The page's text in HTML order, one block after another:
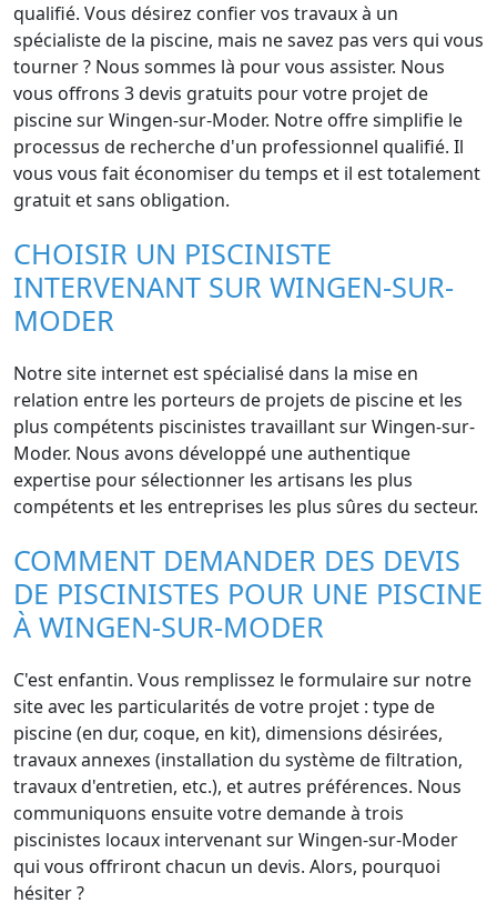
qualifié. Vous désirez confier vos travaux à un
spécialiste de la piscine, mais ne savez pas vers qui vous
tourner ? Nous sommes là pour vous assister. Nous
vous offrons 3 devis gratuits pour votre projet de
piscine sur Wingen-sur-Moder. Notre offre simplifie le
processus de recherche d'un professionnel qualifié. Il
vous vous fait économiser du temps et il est totalement
gratuit et sans obligation.
CHOISIR UN PISCINISTE
INTERVENANT SUR WINGEN-SUR-
MODER
Notre site internet est spécialisé dans la mise en
relation entre les porteurs de projets de piscine et les
plus compétents piscinistes travaillant sur Wingen-sur-
Moder. Nous avons développé une authentique
expertise pour sélectionner les artisans les plus
compétents et les entreprises les plus sûres du secteur.
COMMENT DEMANDER DES DEVIS
DE PISCINISTES POUR UNE PISCINE
À WINGEN-SUR-MODER
C'est enfantin. Vous remplissez le formulaire sur notre
site avec les particularités de votre projet : type de
piscine (en dur, coque, en kit), dimensions désirées,
travaux annexes (installation du système de filtration,
travaux d'entretien, etc.), et autres préférences. Nous
communiquons ensuite votre demande à trois
piscinistes locaux intervenant sur Wingen-sur-Moder
qui vous offriront chacun un devis. Alors, pourquoi
hésiter ?